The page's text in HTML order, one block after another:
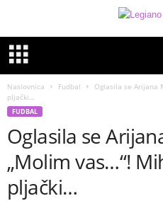
Naslovnica Fudbal
Oglasila se Arijana
pljački…
FUDBAL
Oglasila se
„Molim vas…“!
pljački…